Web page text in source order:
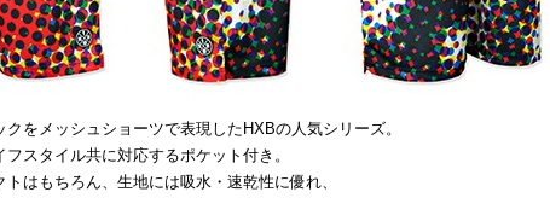
をメッシュショーツで表現したHXBの人気シリーズ。
スタイル共に対応するポケット付き。
トはもちろん、生地には吸水・速乾性に優れ、